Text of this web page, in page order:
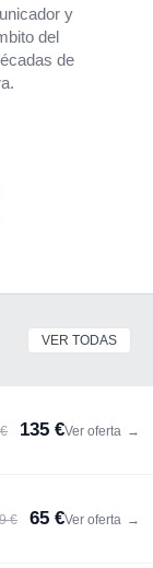
y
del
de
VER TODAS
135 €Ver oferta →
€ 65 €Ver oferta →